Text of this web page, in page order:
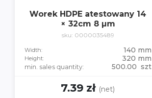
Worek HDPE atestowany 14
× 32cm 8 µm
sku: 0000035489
Width: 140 mm
Height: 320 mm
min. sales quantity: 500.00 szt
7.39 zł (net)